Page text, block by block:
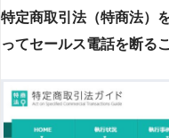
特定商取引法（特商法）
ってセールス電話を断る